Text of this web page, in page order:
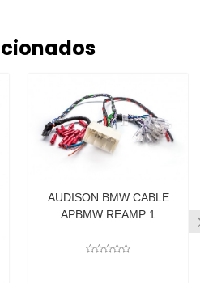
AUDISON BMW CABLE
APBMW REAMP 1